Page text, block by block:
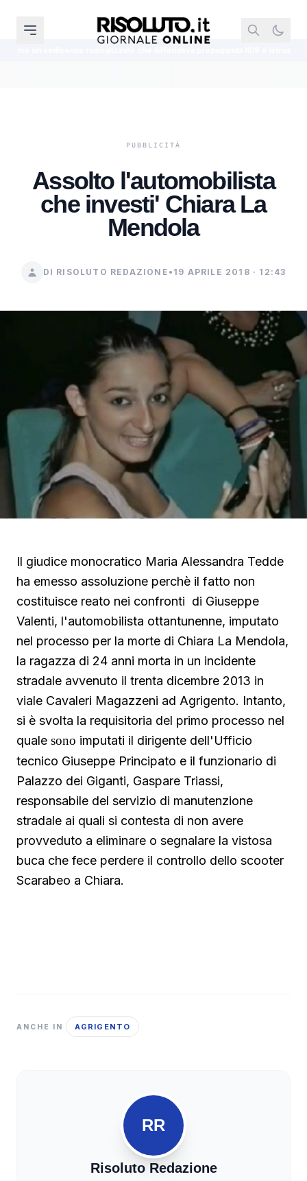
Assolto l'automobilista
che investi' Chiara La
Mendola
DI RISOLUTO REDAZIONE • 19 APRILE 2018 · 12:43
Il giudice monocratico Maria Alessandra Tedde
ha emesso assoluzione perchè il fatto non
costituisce reato nei confronti di Giuseppe
Valenti, l'automobilista ottantunenne, imputato
nel processo per la morte di Chiara La Mendola,
la ragazza di 24 anni morta in un incidente
stradale avvenuto il trenta dicembre 2013 in
viale Cavaleri Magazzeni ad Agrigento. Intanto,
si è svolta la requisitoria del primo processo nel
quale sono imputati il dirigente dell'Ufficio
tecnico Giuseppe Principato e il funzionario di
Palazzo dei Giganti, Gaspare Triassi,
responsabile del servizio di manutenzione
stradale ai quali si contesta di non avere
provveduto a eliminare o segnalare la vistosa
buca che fece perdere il controllo dello scooter
Scarabeo a Chiara.
ANCHE IN AGRIGENTO
RR
Risoluto Redazione